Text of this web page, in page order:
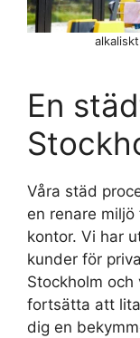
En
Våra städ
en renare
kontor. Vi har
kunder för
Stockholm
fortsätta att
dig en